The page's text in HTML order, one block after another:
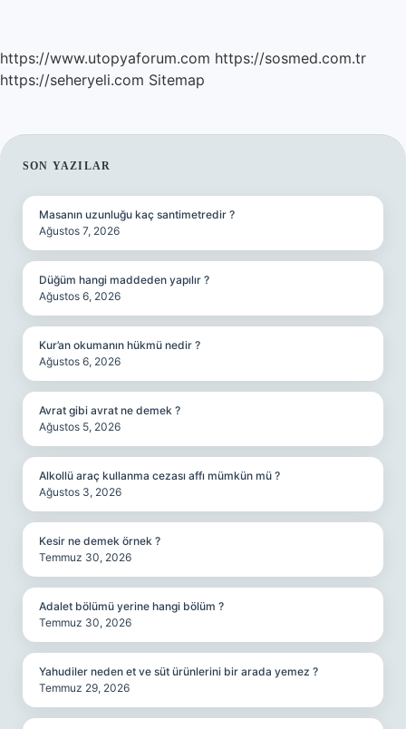
https://www.utopyaforum.com https://sosmed.com.tr
https://seheryeli.com Sitemap
SIDEBAR
SON YAZILAR
Masanın uzunluğu kaç santimetredir ?
Ağustos 7, 2026
Düğüm hangi maddeden yapılır ?
Ağustos 6, 2026
Kur’an okumanın hükmü nedir ?
Ağustos 6, 2026
Avrat gibi avrat ne demek ?
Ağustos 5, 2026
Alkollü araç kullanma cezası affı mümkün mü ?
Ağustos 3, 2026
Kesir ne demek örnek ?
Temmuz 30, 2026
Adalet bölümü yerine hangi bölüm ?
Temmuz 30, 2026
Yahudiler neden et ve süt ürünlerini bir arada yemez ?
Temmuz 29, 2026